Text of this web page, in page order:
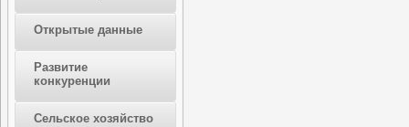
Открытые данные
Развитие
конкуренции
Сельское хозяйство